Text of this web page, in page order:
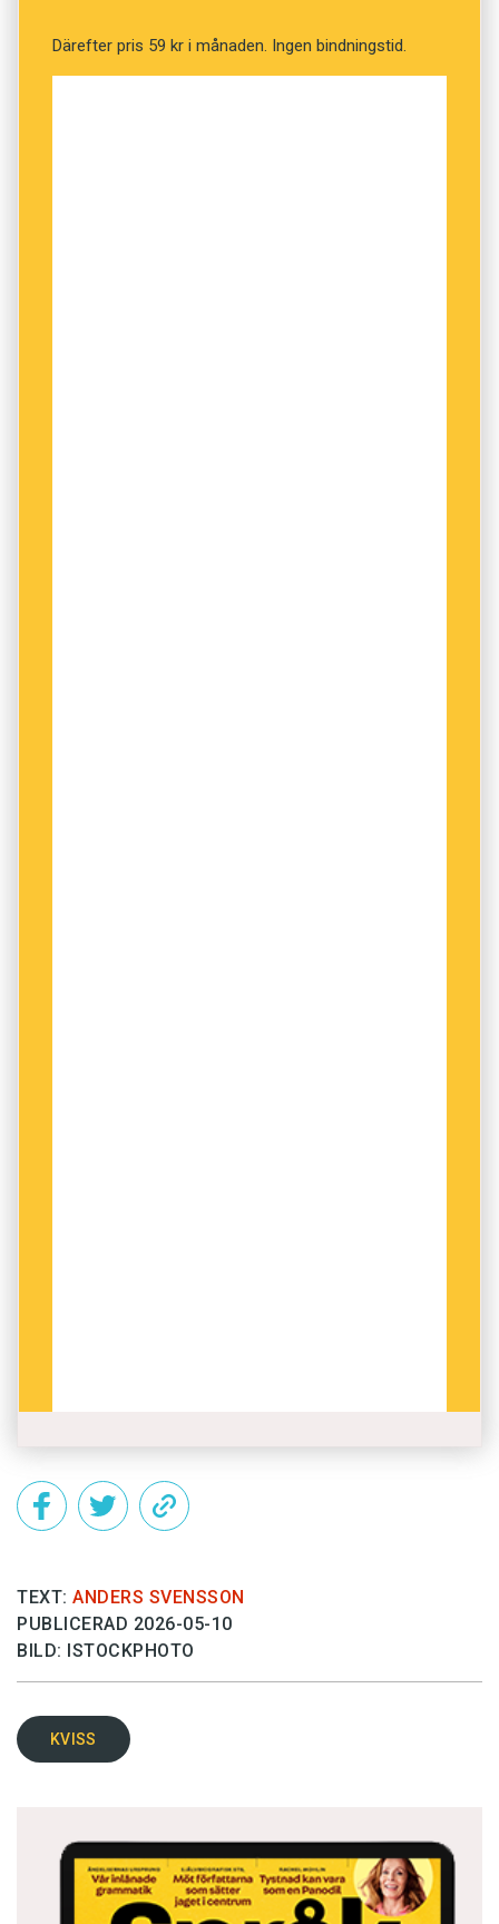
Därefter pris 59 kr i månaden. Ingen bindningstid.
TEXT: ANDERS SVENSSON
PUBLICERAD 2026-05-10
BILD: ISTOCKPHOTO
KVISS